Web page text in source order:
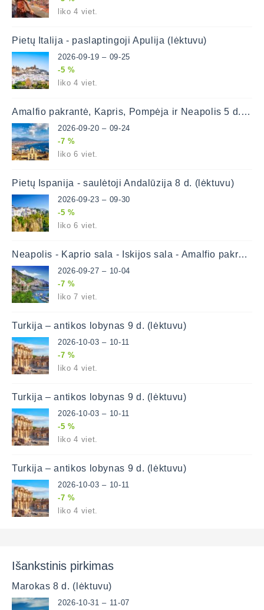
liko 4 viet.
Pietų Italija - paslaptingoji Apulija (lėktuvu)
2026-09-19 – 09-25
-5 %
liko 4 viet.
Amalfio pakrantė, Kapris, Pompėja ir Neapolis 5 d. (lėktuvu)
2026-09-20 – 09-24
-7 %
liko 6 viet.
Pietų Ispanija - saulėtoji Andalūzija 8 d. (lėktuvu)
2026-09-23 – 09-30
-5 %
liko 6 viet.
Neapolis - Kaprio sala - Iskijos sala - Amalfio pakrantė 8 d. (lėktuvu)
2026-09-27 – 10-04
-7 %
liko 7 viet.
Turkija – antikos lobynas 9 d. (lėktuvu)
2026-10-03 – 10-11
-7 %
liko 4 viet.
Turkija – antikos lobynas 9 d. (lėktuvu)
2026-10-03 – 10-11
-5 %
liko 4 viet.
Turkija – antikos lobynas 9 d. (lėktuvu)
2026-10-03 – 10-11
-7 %
liko 4 viet.
Išankstinis pirkimas
Marokas 8 d. (lėktuvu)
2026-10-31 – 11-07